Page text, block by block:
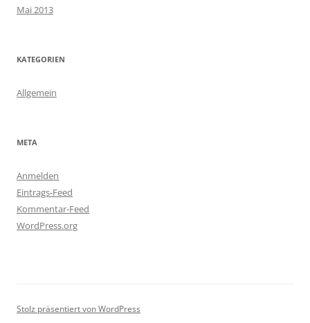
Mai 2013
KATEGORIEN
Allgemein
META
Anmelden
Eintrags-Feed
Kommentar-Feed
WordPress.org
Stolz präsentiert von WordPress